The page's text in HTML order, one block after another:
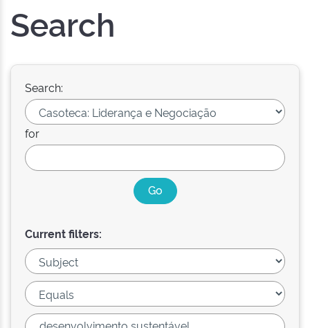
Search
Search:
for
Current filters: